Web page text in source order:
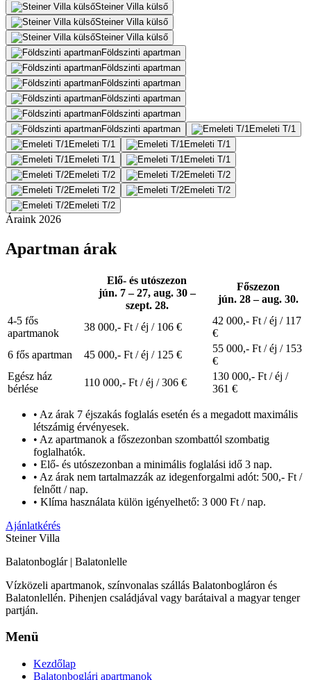
Steiner Villa külső
Steiner Villa külső
Steiner Villa külső
Földszinti apartman
Földszinti apartman
Földszinti apartman
Földszinti apartman
Földszinti apartman
Földszinti apartman
Emeleti T/1
Emeleti T/1
Emeleti T/1
Emeleti T/1
Emeleti T/1
Emeleti T/2
Emeleti T/2
Emeleti T/2
Emeleti T/2
Emeleti T/2
Áraink 2026
Apartman árak
Elő- és utószezon
jún. 7 – 27, aug. 30 –
szept. 28.
Főszezon
jún. 28 – aug. 30.
4-5 fős
apartmanok
38 000,- Ft / éj / 106 €
42 000,- Ft / éj / 117
€
6 fős apartman
45 000,- Ft / éj / 125 €
55 000,- Ft / éj / 153
€
Egész ház
bérlése
110 000,- Ft / éj / 306 €
130 000,- Ft / éj /
361 €
• Az árak 7 éjszakás foglalás esetén és a megadott maximális
létszámig érvényesek.
• Az apartmanok a főszezonban szombattól szombatig
foglalhatók.
• Elő- és utószezonban a minimális foglalási idő 3 nap.
• Az árak nem tartalmazzák az idegenforgalmi adót: 500,- Ft /
felnőtt / nap.
• Klíma használata külön igényelhető: 3 000 Ft / nap.
Ajánlatkérés
Steiner Villa
Balatonboglár | Balatonlelle
Vízközeli apartmanok, színvonalas szállás Balatonbogláron és
Balatonlellén. Pihenjen családjával vagy barátaival a magyar tenger
partján.
Menü
Kezdőlap
Balatonboglári apartmanok